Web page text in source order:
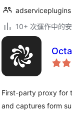
adserviceplugins
10+ 次運作中的
First-party proxy for
and captures form